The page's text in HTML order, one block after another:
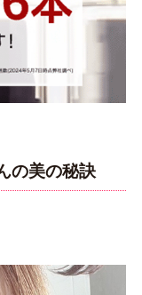
の美の秘訣